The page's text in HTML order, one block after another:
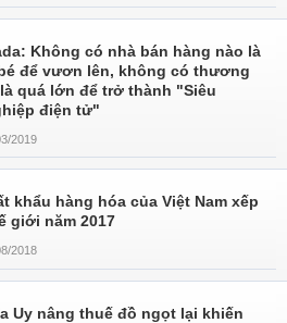
Không có nhà bán hàng nào là
để vươn lên, không có thương
quá lớn để trở thành "Siêu
điện tử"
2019
khẩu hàng hóa của Việt Nam xếp
giới năm 2017
2018
Uy nâng thuế đồ ngọt lại khiến